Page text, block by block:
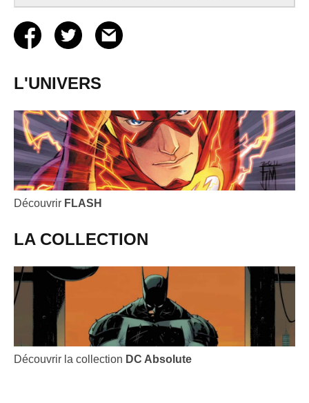
L'UNIVERS
Découvrir FLASH
LA COLLECTION
Découvrir la collection DC Absolute